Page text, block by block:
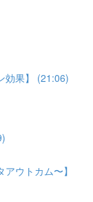
効果】 (21:06)
ウトカム〜】